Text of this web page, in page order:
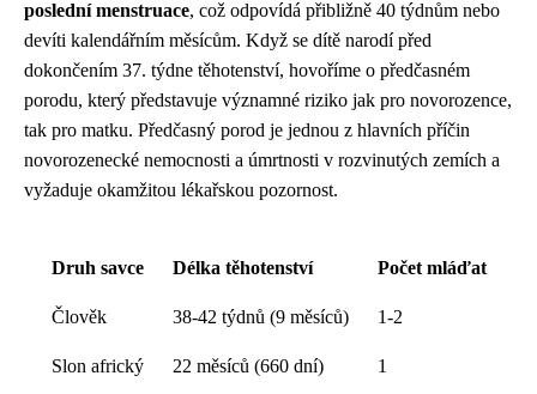
poslední menstruace, což odpovídá přibližně 40 týdnům nebo
devíti kalendářním měsícům. Když se dítě narodí před
dokončením 37. týdne těhotenství, hovoříme o předčasném
porodu, který představuje významné riziko jak pro novorozence,
tak pro matku. Předčasný porod je jednou z hlavních příčin
novorozenecké nemocnosti a úmrtnosti v rozvinutých zemích a
vyžaduje okamžitou lékařskou pozornost.
Druh savce Délka těhotenství Počet mláďat
Člověk 38-42 týdnů (9 měsíců) 1-2
Slon africký 22 měsíců (660 dní) 1